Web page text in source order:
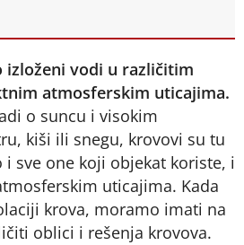
izloženi vodi u različitim
atmosferskim uticajima.
o suncu i visokim
kiši ili snegu, krovovi su tu
i sve one koji objekat koriste, i
uticajima. Kada
krova, moramo imati na
oblici i rešenja krovova.